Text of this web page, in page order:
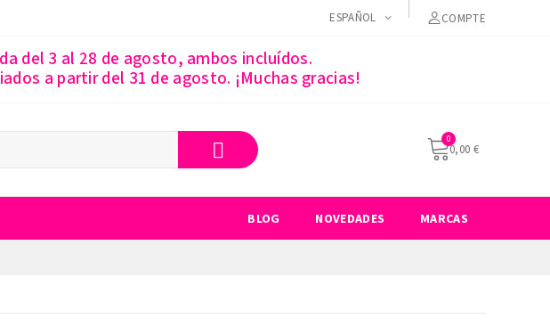
ESPAÑOL COMPTE
del 3 al 28 de agosto, ambos incluídos.
a partir del 31 de agosto. ¡Muchas gracias!
0,00 €
BLOG NOVEDADES MARCAS